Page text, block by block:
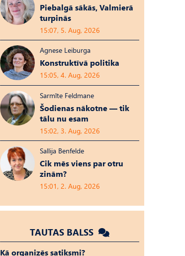
Piebalgā sākās, Valmierā
turpinās
15:07, 5. Aug, 2026
Agnese Leiburga
Konstruktīvā politika
15:05, 4. Aug, 2026
Sarmīte Feldmane
Šodienas nākotne — tik
tālu nu esam
15:02, 3. Aug, 2026
Sallija Benfelde
Cik mēs viens par otru
zinām?
15:01, 2. Aug, 2026
TAUTAS BALSS
Kā organizēs satiksmi?